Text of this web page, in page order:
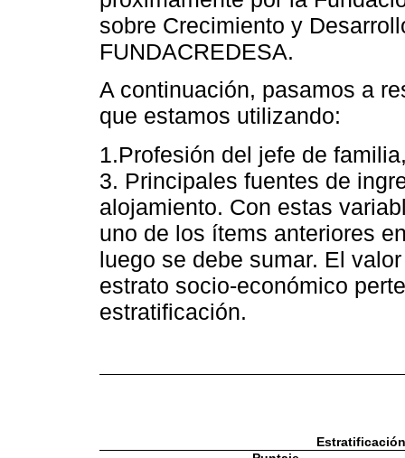
sobre Crecimiento y
FUNDACREDESA.
A continuación, pasamos a
que estamos utilizando:
1.Profesión del jefe de
3. Principales fuentes de
alojamiento. Con estas
uno de los ítems anteriores
luego se debe sumar. El
estrato socio-económico
estratificación.